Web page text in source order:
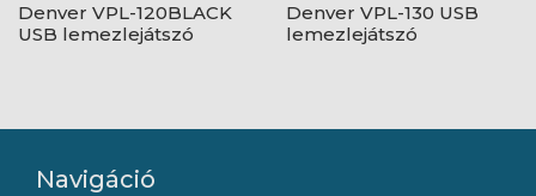
Denver VPL-120BLACK
USB lemezlejátszó
Denver VPL-130 USB
lemezlejátszó
Navigáció